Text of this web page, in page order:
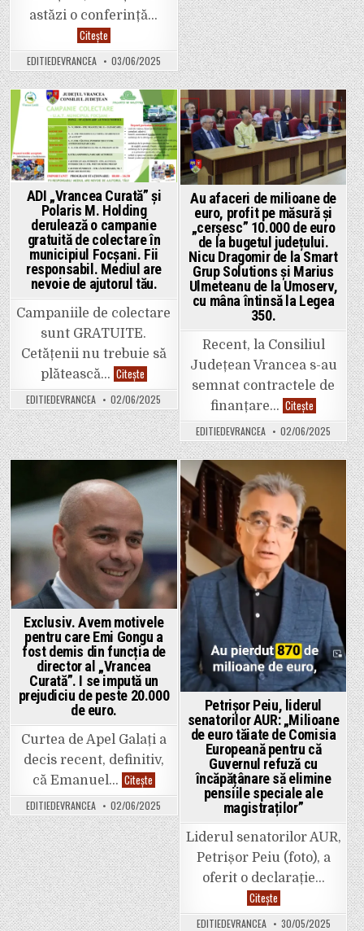
astăzi o conferință…
CiteșteMisăilă
l-
a
făcut
mincinos
pe
Halici.
Replica
președintelui
CJ
nu
a
întârziat:
„Peste
10
milioane
de
euro
risipiți
de
Primărie
în
ultimii
4
ani,
fără
o
strategie
de
viitor”
EDITIEDEVRANCEA 03/06/2025
solicitată
de
AUR
Posted
ADI „Vrancea Curată” și
Polaris M. Holding
derulează o campanie
gratuită de colectare în
municipiul Focșani. Fii
responsabil. Mediul are
nevoie de ajutorul tău.
Campaniile de colectare
sunt GRATUITE.
Cetățenii nu trebuie să
plătească… CiteșteADI
„Vrancea
Curată”
și
Polaris
M.
Holding
derulează
o
campanie
gratuită
de
colectare
municipiul
Focșani.
Fii
responsabil.
Mediul
are
nevoie
de
ajutorul
tău.
EDITIEDEVRANCEA 02/06/2025
Posted
in
Au afaceri de milioane de
euro, profit pe măsură și
„cerșesc” 10.000 de euro
de la bugetul județului.
Nicu Dragomir de la Smart
Grup Solutions și Marius
Ulmeteanu de la Umoserv,
cu mâna întinsă la Legea
350.
Recent, la Consiliul
Județean Vrancea s-au
semnat contractele de
finanțare… Citește
afaceri
de
milioane
de
euro,
„cerșesc”
10.000
de
euro
județului.
Nicu
Dragomir
de
la
Smart
Grup
Solutions
și
Marius
Ulmeteanu
de
la
Umoserv,
cu
mâna
întinsă
la
Legea
350.
EDITIEDEVRANCEA 02/06/2025
Posted
in
Exclusiv. Avem motivele
pentru care Emi Gongu a
fost demis din funcția de
director al „Vrancea
Curată”. I se impută un
prejudiciu de peste 20.000
de euro.
Curtea de Apel Galați a
decis recent, definitiv,
că Emanuel… CiteșteExclusiv.
Avem
motivele
pentru
care
Emi
Gongu
a
fost
demis
din
funcția
de
director
al
EDITIEDEVRANCEA 02/06/2025
Posted
in
Petrișor Peiu, liderul
senatorilor AUR: „Milioane
de euro tăiate de Comisia
Europeană pentru că
Guvernul refuză cu
încăpățânare să elimine
pensiile speciale ale
magistraților”
Liderul senatorilor AUR,
Petrișor Peiu (foto), a
oferit o declarație…
CiteștePetrișor
Peiu,
liderul
EDITIEDEVRANCEA 30/05/2025